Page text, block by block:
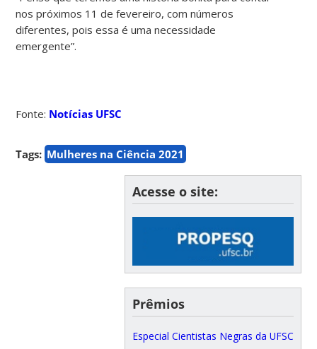
nos próximos 11 de fevereiro, com números
diferentes, pois essa é uma necessidade
emergente”.
Fonte: Notícias UFSC
Tags: Mulheres na Ciência 2021
Acesse o site:
Prêmios
Especial Cientistas Negras da UFSC